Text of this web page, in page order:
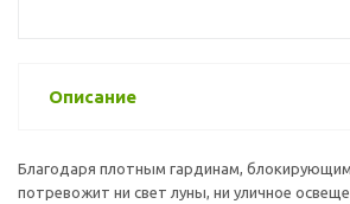
Описание
Благодаря плотным гардинам,
потревожит ни свет луны, ни уличное